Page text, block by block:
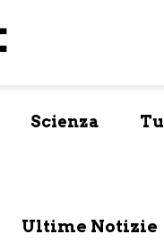
Scienza
Ultime Notizie